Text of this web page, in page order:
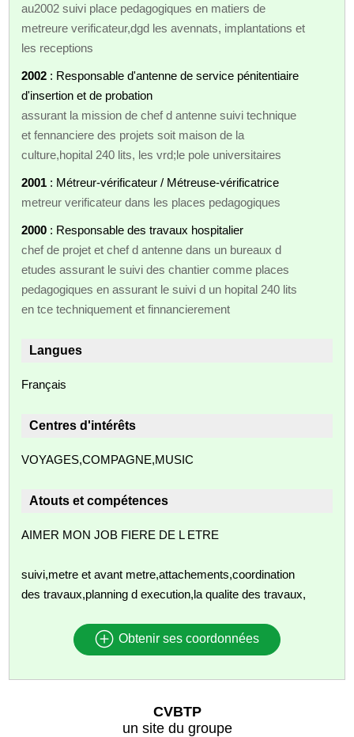
au2002 suivi place pedagogiques en matiers de
metreure verificateur,dgd les avennats, implantations et
les receptions
2002 : Responsable d'antenne de service pénitentiaire
d'insertion et de probation
assurant la mission de chef d antenne suivi technique
et fennanciere des projets soit maison de la
culture,hopital 240 lits, les vrd;le pole universitaires
2001 : Métreur-vérificateur / Métreuse-vérificatrice
metreur verificateur dans les places pedagogiques
2000 : Responsable des travaux hospitalier
chef de projet et chef d antenne dans un bureaux d
etudes assurant le suivi des chantier comme places
pedagogiques en assurant le suivi d un hopital 240 lits
en tce techniquement et finnancierement
Langues
Français
Centres d'intérêts
VOYAGES,COMPAGNE,MUSIC
Atouts et compétences
AIMER MON JOB FIERE DE L ETRE
suivi,metre et avant metre,attachements,coordination
des travaux,planning d execution,la qualite des travaux,
Obtenir ses coordonnées
CVBTP
un site du groupe